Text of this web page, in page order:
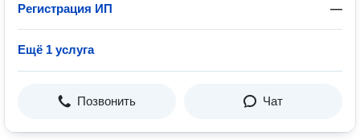
Регистрация ИП —
Ещё 1 услуга
Позвонить Чат